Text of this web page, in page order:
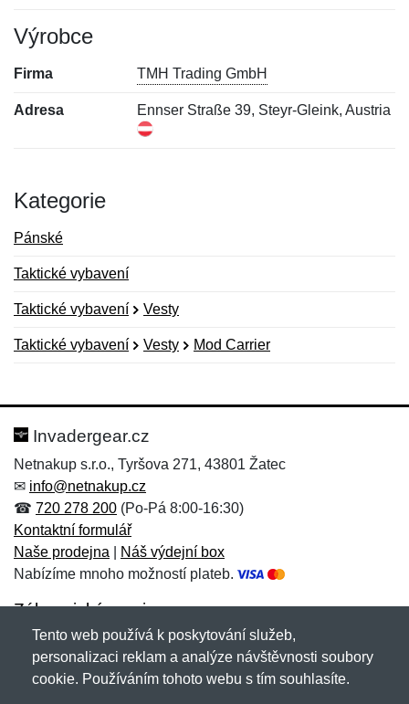
Výrobce
Firma TMH Trading GmbH
Adresa Ennser Straße 39, Steyr-Gleink, Austria
Kategorie
Pánské
Taktické vybavení
Taktické vybavení Vesty
Taktické vybavení Vesty Mod Carrier
Hodnocení:
Jméno: *
Zpráva*
Jméno:
E-mail:*
Invadergear.cz
Netnakup s.r.o., Tyršova 271, 43801 Žatec
✉ info@netnakup.cz
☎ 720 278 200 (Po-Pá 8:00-16:30)
Kontaktní formulář
Naše prodejna
Náš výdejní box
Nabízíme mnoho možností plateb.
Zákaznický servis
Novinky emailem
Tento web používá k poskytování služeb,
personalizaci reklam a analýze návštěvnosti soubory
cookie. Používáním tohoto webu s tím souhlasíte.